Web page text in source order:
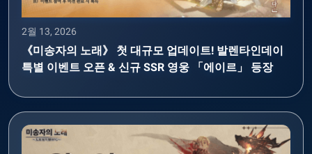
2월 13, 2026
《미송자의 노래》 첫 대규모 업데이트! 발렌타인데이
특별 이벤트 오픈 & 신규 SSR 영웅 「에이르」 등장